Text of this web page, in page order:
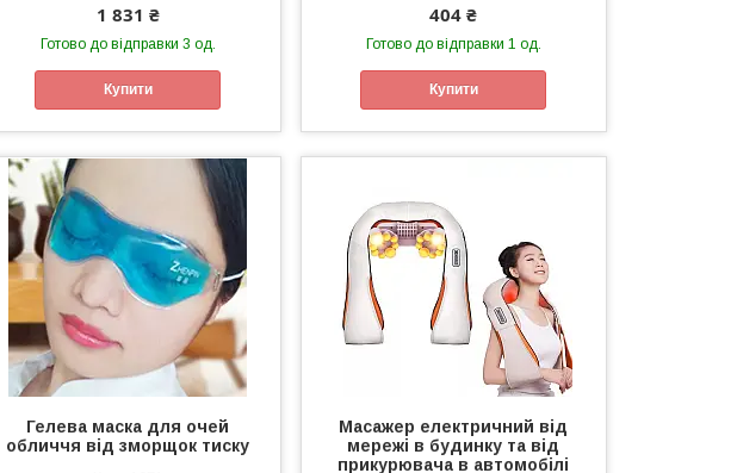
1 831 ₴
Готово до відправки 3 од.
Купити
404 ₴
Готово до відправки 1 од.
Купити
Гелева маска для очей
обличчя від зморщок тиску
Масажер електричний від
мережі в будинку та від
прикурювача в автомобілі